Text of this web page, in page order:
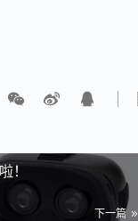
！
下一篇